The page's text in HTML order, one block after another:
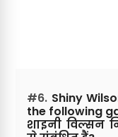
#6. Shiny
the following
शाइनी